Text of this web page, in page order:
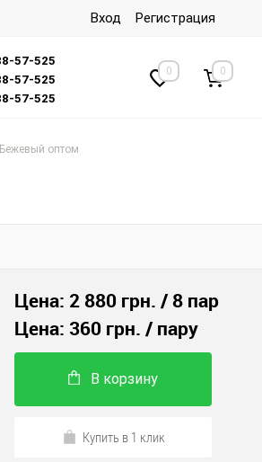
Вход Регистрация
57-525
57-525
57-525
0 0
оптом
Цена: 2 880 грн. / 8 пар
Цена: 360 грн. / пару
В корзину
Купить в 1 клик